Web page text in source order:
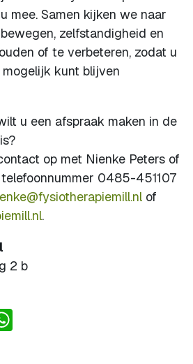
mee. Samen kijken we naar
zelfstandigheid en
of te verbeteren, zodat u
kunt blijven
u een afspraak maken in de
op met Nienke Peters of
0485-451107
of
.
2 b